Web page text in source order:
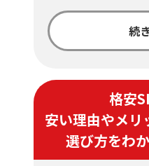
続
格安
安い理由やメリ
選び方をわ